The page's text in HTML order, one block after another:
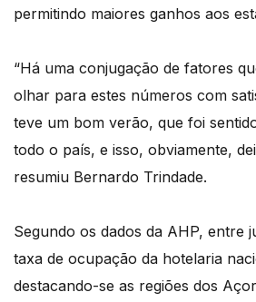
permitindo maiores ganhos aos
“Há uma conjugação de fatores
olhar para estes números com
teve um bom verão, que foi
todo o país, e isso, obviamente,
resumiu Bernardo Trindade.
Segundo os dados da AHP, entre
taxa de ocupação da hotelaria
destacando-se as regiões dos